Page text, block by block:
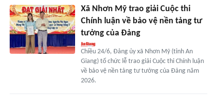
Xã Nhơn Mỹ trao giải Cuộc thi
Chính luận về bảo vệ nền tảng tư
tưởng của Đảng
Chiều 24/6, Đảng ủy xã Nhơn Mỹ (tỉnh An
Giang) tổ chức lễ trao giải Cuộc thi Chính luận
về bảo vệ nền tảng tư tưởng của Đảng năm
2026.